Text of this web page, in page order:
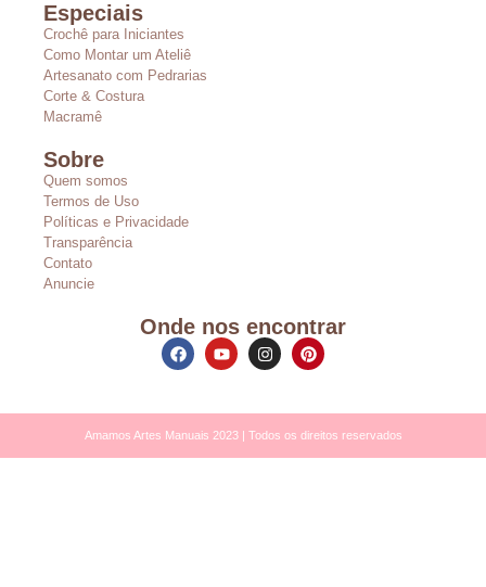
Especiais
Crochê para Iniciantes
Como Montar um Ateliê
Artesanato com Pedrarias
Corte & Costura
Macramê
Sobre
Quem somos
Termos de Uso
Políticas e Privacidade
Transparência
Contato
Anuncie
Onde nos encontrar
Amamos Artes Manuais 2023 | Todos os direitos reservados